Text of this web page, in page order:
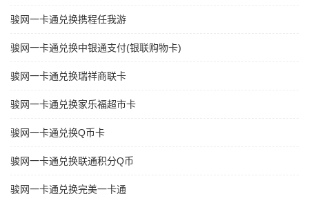
骏网一卡通兑换携程任我游
骏网一卡通兑换中银通支付(银联购物卡)
骏网一卡通兑换瑞祥商联卡
骏网一卡通兑换家乐福超市卡
骏网一卡通兑换Q币卡
骏网一卡通兑换联通积分Q币
骏网一卡通兑换完美一卡通